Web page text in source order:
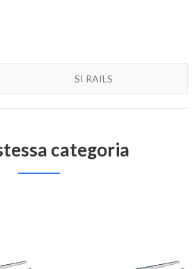
SI RAILS
categoria